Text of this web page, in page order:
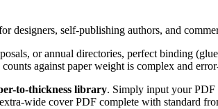
designers, self-publishing authors, and
or annual directories, perfect binding
against paper weight is complex and
to-thickness library. Simply input your PDF
wide cover PDF complete with standard